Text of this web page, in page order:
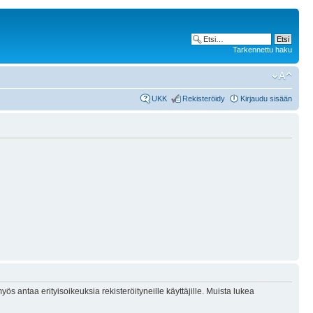
Tarkennettu haku
UKK Rekisteröidy Kirjaudu sisään
antaa erityisoikeuksia rekisteröityneille käyttäjille. Muista lukea